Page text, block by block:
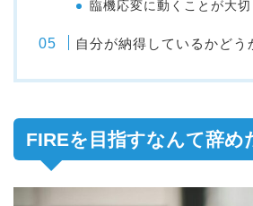
臨機応変に動くことが大切
自分が納得しているかどう
FIREを目指すなんて辞め